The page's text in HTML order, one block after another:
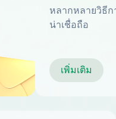
หลากหลายวิธีก
น่าเชื่อถือ
เพิ่มเติม